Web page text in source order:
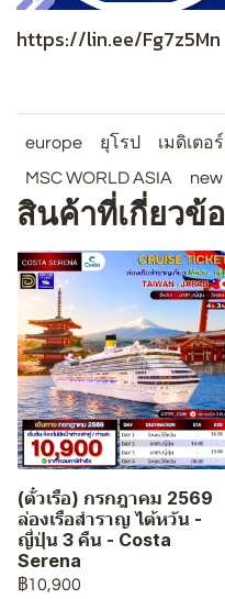
https://lin.ee/Fg7z5Mn
europe ยุโรป เมดิเตอ
MSC WORLD ASIA
สินค้าที่เกี่ยวข้
(ตั๋วเรือ) กรกฎาคม 2569
ล่องเรือสำราญ ไต้หวัน -
ญี่ปุ่น 3 คืน - Costa
Serena
฿10,900